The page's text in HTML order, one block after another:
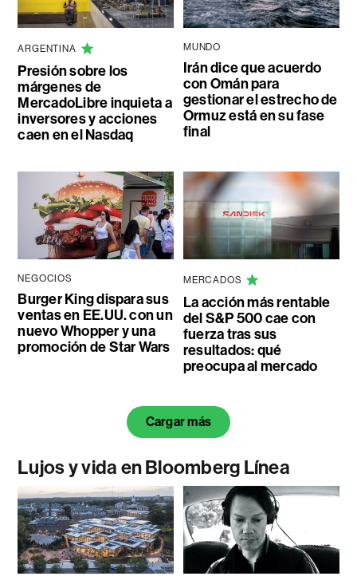
ARGENTINA
Presión sobre los
márgenes de
MercadoLibre inquieta a
inversores y acciones
caen en el Nasdaq
MUNDO
Irán dice que acuerdo
con Omán para
gestionar el estrecho de
Ormuz está en su fase
final
NEGOCIOS
Burger King dispara sus
ventas en EE.UU. con un
nuevo Whopper y una
promoción de Star Wars
MERCADOS
La acción más rentable
del S&P 500 cae con
fuerza tras sus
resultados: qué
preocupa al mercado
Cargar más
Lujos y vida en Bloomberg Línea